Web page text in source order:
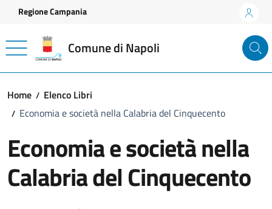
Vai ai contenuti
Vai al footer
Regione Campania
Comune di Napoli
Home
Elenco Libri
Economia e società nella Calabria del Cinquecento
Economia e società nella
Calabria del Cinquecento